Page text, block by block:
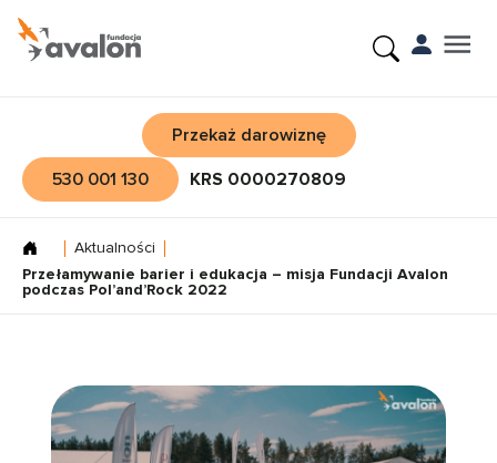
Przekaż darowiznę
530 001 130
KRS 0000270809
Aktualności
Przełamywanie barier i edukacja – misja Fundacji Avalon
podczas Pol’and’Rock 2022